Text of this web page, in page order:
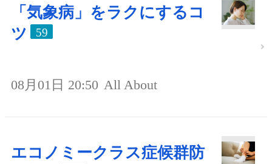
「気象病」をラクにするコ
ツ
59
08月01日 20:50 All About
エコノミークラス症候群防